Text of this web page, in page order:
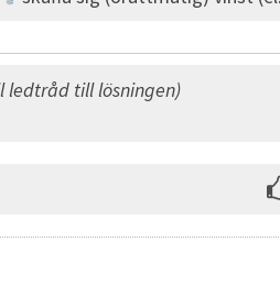
ledtråd till lösningen)